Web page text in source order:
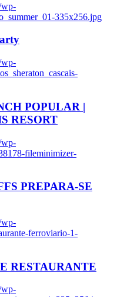
wp-
335x256.jpg
wp-
POPULAR |
RESORT
wp-
fileminimizer-
PREPARA-SE
wp-
ferroviario-1-
RESTAURANTE
wp-